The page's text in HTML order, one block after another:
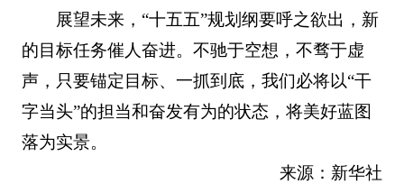
展望未来，“十五五”规划纲要呼之欲出，新
的目标任务催人奋进。不驰于空想，不骛于虚
声，只要锚定目标、一抓到底，我们必将以“干
字当头”的担当和奋发有为的状态，将美好蓝图
落为实景。
来源：新华社